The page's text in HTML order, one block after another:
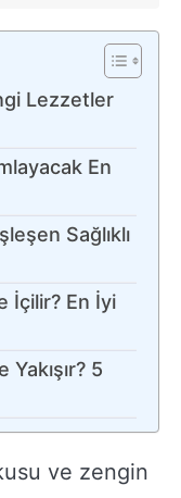
Lezzetler
En
Sağlıklı
İçilir? En İyi
5
ve zengin